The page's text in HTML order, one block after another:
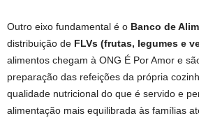
Outro eixo fundamental é o Banco de
distribuição de FLVs (frutas, legumes e
alimentos chegam à ONG É Por Amor e
preparação das refeições da própria
qualidade nutricional do que é servido e
alimentação mais equilibrada às famílias